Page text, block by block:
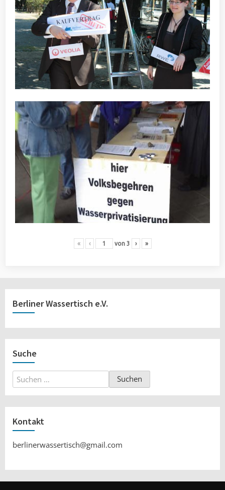
« ‹ von 3 › »
Berliner Wassertisch e.V.
Suche
Suchen
nach:
Kontakt
berlinerwassertisch@gmail.com